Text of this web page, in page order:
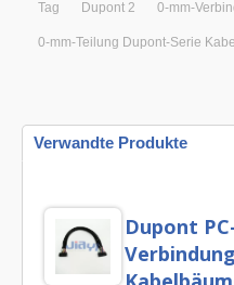
Tag Dupont 2 0-mm-
0-mm-Teilung Dupont-Serie
Verwandte Produkte
Dupont